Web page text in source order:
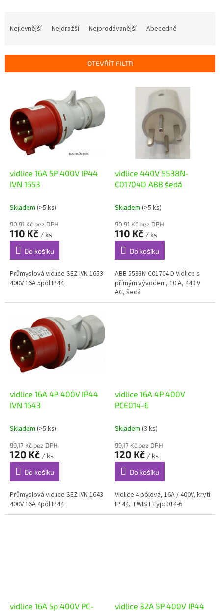
í
Nejlevnější Nejdražší Nejprodávanější Abecedně
OTEVŘÍT FILTR
vidlice 16A 5P 400V IP44
IVN 1653
Skladem (>5 ks)
90,91 Kč bez DPH
110 Kč / ks
Do košíku
Průmyslová vidlice SEZ IVN 1653
400V 16A 5pól IP44
vidlice 440V 5538N-
C01704D ABB šedá
Skladem (>5 ks)
90,91 Kč bez DPH
110 Kč / ks
Do košíku
ABB 5538N-C01704 D Vidlice s
přímým vývodem, 10 A, 440 V
AC, šedá
vidlice 16A 4P 400V IP44
IVN 1643
Skladem (>5 ks)
99,17 Kč bez DPH
120 Kč / ks
Do košíku
Průmyslová vidlice SEZ IVN 1643
400V 16A 4pól IP44
vidlice 16A 4P 400V
PCE014-6
Skladem (3 ks)
99,17 Kč bez DPH
120 Kč / ks
Do košíku
Vidlice 4 pólová, 16A / 400V, krytí
IP 44, TWISTTyp: 014-6
vidlice 16A 5p 400V PC-
vidlice 32A 5P 400V IP44